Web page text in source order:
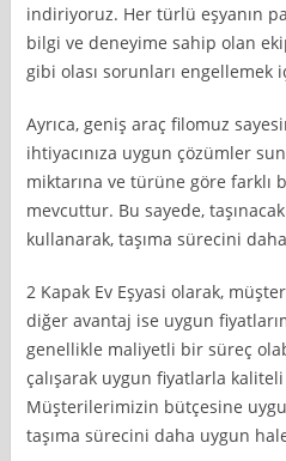
indiriyoruz. Her türlü eşyanın
bilgi ve deneyime sahip olan
gibi olası sorunları engellemek
Ayrıca, geniş araç filomuz
ihtiyacınıza uygun çözümler
miktarına ve türüne göre farklı
mevcuttur. Bu sayede,
kullanarak, taşıma sürecini
2 Kapak Ev Eşyasi olarak,
diğer avantaj ise uygun
genellikle maliyetli bir süreç
çalışarak uygun fiyatlarla
Müşterilerimizin bütçesine
taşıma sürecini daha uygun